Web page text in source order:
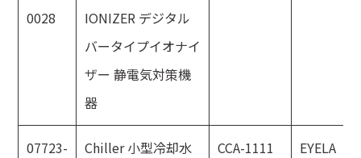
0028
IONIZER デジタル
バータイプイオナイ
ザー 静電気対策機
器
07723-
Chiller 小型冷却水
CCA-1111 EYELA